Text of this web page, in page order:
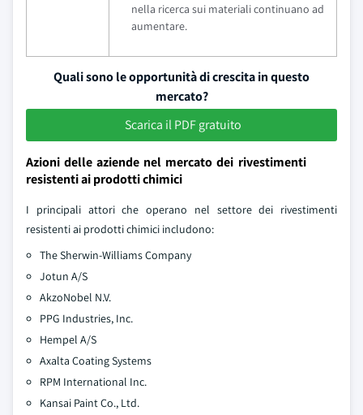
nella ricerca sui materiali continuano ad
aumentare.
Quali sono le opportunità di crescita in questo
mercato?
Scarica il PDF gratuito
Azioni delle aziende nel mercato dei rivestimenti
resistenti ai prodotti chimici
I principali attori che operano nel settore dei rivestimenti
resistenti ai prodotti chimici includono:
The Sherwin-Williams Company
Jotun A/S
AkzoNobel N.V.
PPG Industries, Inc.
Hempel A/S
Axalta Coating Systems
RPM International Inc.
Kansai Paint Co., Ltd.